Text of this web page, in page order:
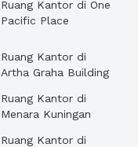
Ruang Kantor di One
Pacific Place
Ruang Kantor di
Artha Graha Building
Ruang Kantor di
Menara Kuningan
Ruang Kantor di